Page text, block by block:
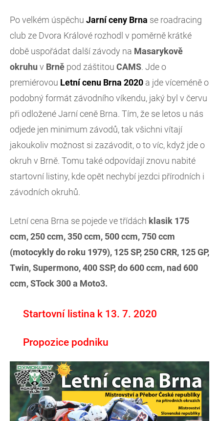
Po velkém úspěchu Jarní ceny Brna se roadracing
club ze Dvora Králové rozhodl v poměrně krátké
době uspořádat další závody na Masarykově
okruhu v Brně pod záštitou CAMS. Jde o
premiérovou Letní cenu Brna 2020 a jde víceméně o
podobný formát závodního víkendu, jaký byl v červu
při odložené Jarní ceně Brna. Tím, že se letos u nás
odjede jen minimum závodů, tak všichni vítají
jakoukoliv možnost si zazávodit, o to víc, když jde o
okruh v Brně. Tomu také odpovídají znovu nabité
startovní listiny, kde opět nechybí jezdci přírodních i
závodních okruhů.
Letní cena Brna se pojede ve třídách klasik 175
ccm, 250 ccm, 350 ccm, 500 ccm, 750 ccm
(motocykly do roku 1979), 125 SP, 250 CRR, 125 GP,
Twin, Supermono, 400 SSP, do 600 ccm, nad 600
ccm, STock 300 a Moto3.
Startovní listina k 13. 7. 2020
Propozice podniku